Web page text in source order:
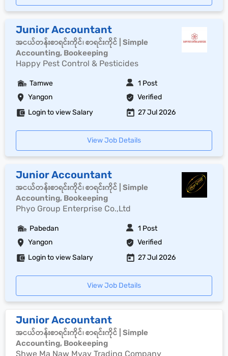
Junior Accountant
အငယ်တန်းစာရင်းကိုင်၊ စာရင်းကိုင် | Simple
Accounting, Bookeeping
Happy Pest Control & Pesticides
Yangon Verified
Tamwe 1 Post
Login to view Salary 27 Jul 2026
View Job Details
Junior Accountant
အငယ်တန်းစာရင်းကိုင်၊ စာရင်းကိုင် | Simple
Accounting, Bookeeping
Phyo Group Enterprise Co.,Ltd
Yangon Verified
Pabedan 1 Post
Login to view Salary 27 Jul 2026
View Job Details
Junior Accountant
အငယ်တန်းစာရင်းကိုင်၊ စာရင်းကိုင် | Simple
Accounting, Bookeeping
Shwe Ma Naw Myay Trading Company